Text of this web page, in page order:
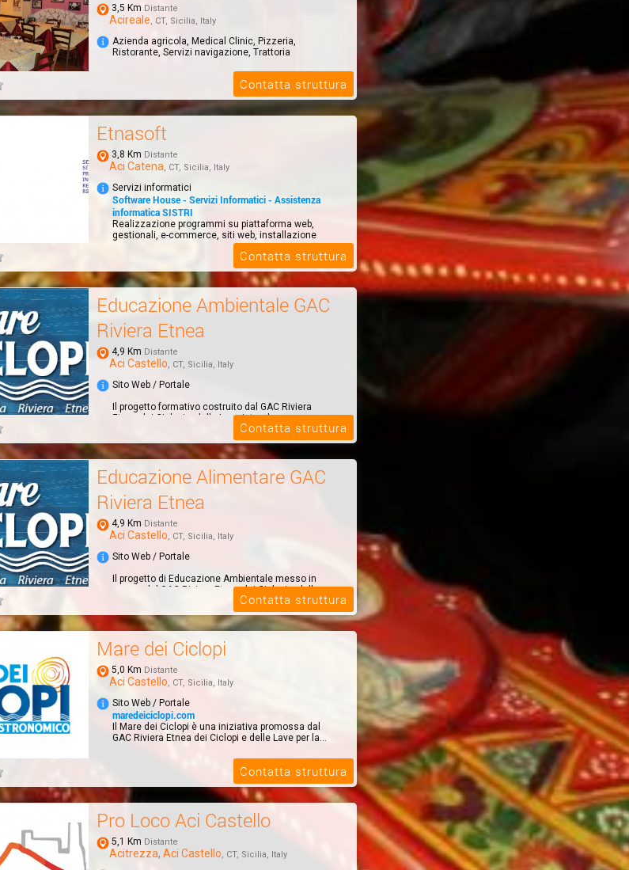
3,5 Km Distante
Acireale, CT, Sicilia, Italy
Azienda agricola, Medical Clinic, Pizzeria,
Ristorante, Servizi navigazione, Trattoria
Contatta struttura
Etnasoft
3,8 Km Distante
Aci Catena, CT, Sicilia, Italy
Servizi informatici
Software House - Servizi Informatici - Assistenza
informatica SISTRI
Realizzazione programmi su piattaforma web,
gestionali, e-commerce, siti web, installazione
Contatta struttura
Educazione Ambientale GAC
Riviera Etnea
4,9 Km Distante
Aci Castello, CT, Sicilia, Italy
Sito Web / Portale
Il progetto formativo costruito dal GAC Riviera
Etnea dei Ciclopi e delle Lave intende
Contatta struttura
Educazione Alimentare GAC
Riviera Etnea
4,9 Km Distante
Aci Castello, CT, Sicilia, Italy
Sito Web / Portale
Il progetto di Educazione Ambientale messo in
campo dal GAC Riviera Etnea dei Ciclopi e delle
Contatta struttura
Mare dei Ciclopi
5,0 Km Distante
Aci Castello, CT, Sicilia, Italy
Sito Web / Portale
maredeiciclopi.com
Il Mare dei Ciclopi è una iniziativa promossa dal
GAC Riviera Etnea dei Ciclopi e delle Lave per la...
Contatta struttura
Pro Loco Aci Castello
5,1 Km Distante
Acitrezza, Aci Castello, CT, Sicilia, Italy